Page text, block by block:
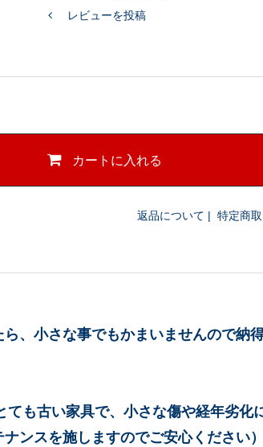
レビューを投稿
カートに入れる
返品について | 特定商
、小さな事でもかまいませんので納
も古い家具で、小さな傷や経年劣化
ンスを施しますのでご安心ください）